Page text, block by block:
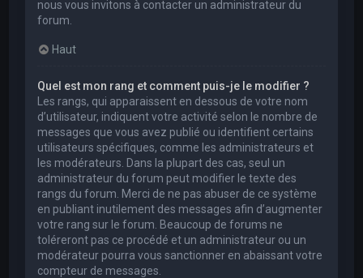
nous vous invitons à contacter un administrateur du
forum.
Haut
Quel est mon rang et comment puis-je le modifier ?
Les rangs, qui apparaissent en dessous de votre nom
d’utilisateur, indiquent votre activité selon le nombre de
messages que vous avez publié ou identifient certains
utilisateurs spécifiques, comme les administrateurs et
les modérateurs. Dans la plupart des cas, seul un
administrateur du forum peut modifier le texte des
rangs du forum. Merci de ne pas abuser de ce système
en publiant inutilement des messages afin d’augmenter
votre rang sur le forum. Beaucoup de forums ne
toléreront pas ce procédé et un administrateur ou un
modérateur pourra vous sanctionner en abaissant votre
compteur de messages.